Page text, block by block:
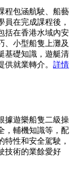
程包涵航駛、船藝
員在完成課程後，
括在香港水域內安
、小型船隻上灘及
基礎知識，遊艇清
就業轉介。 詳情
據遊樂船隻二級操
，輔機知識等，配
性和安全駕駛，
技術的業餘愛好